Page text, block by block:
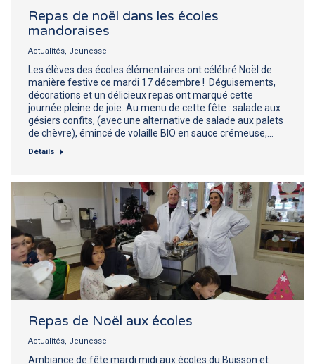
Repas de noël dans les écoles
mandoraises
Actualités, Jeunesse
Les élèves des écoles élémentaires ont célébré Noël de
manière festive ce mardi 17 décembre ! Déguisements,
décorations et un délicieux repas ont marqué cette
journée pleine de joie. Au menu de cette fête : salade aux
gésiers confits, (avec une alternative de salade aux palets
de chèvre), émincé de volaille BIO en sauce crémeuse,…
Détails
Repas de Noël aux écoles
Actualités, Jeunesse
Ambiance de fête mardi midi aux écoles du Buisson et